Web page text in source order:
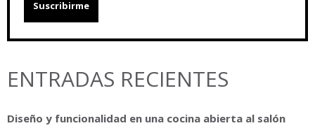
ENTRADAS RECIENTES
Diseño y funcionalidad en una cocina abierta al salón